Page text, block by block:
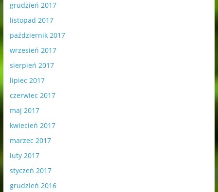
grudzień 2017
listopad 2017
październik 2017
wrzesień 2017
sierpień 2017
lipiec 2017
czerwiec 2017
maj 2017
kwiecień 2017
marzec 2017
luty 2017
styczeń 2017
grudzień 2016